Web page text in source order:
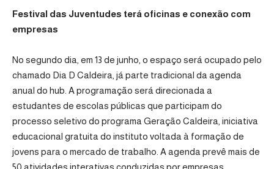
Festival das Juventudes terá oficinas e conexão com
empresas
No segundo dia, em 13 de junho, o espaço será ocupado pelo
chamado Dia D Caldeira, já parte tradicional da agenda
anual do hub. A programação será direcionada a
estudantes de escolas públicas que participam do
processo seletivo do programa Geração Caldeira, iniciativa
educacional gratuita do instituto voltada à formação de
jovens para o mercado de trabalho. A agenda prevê mais de